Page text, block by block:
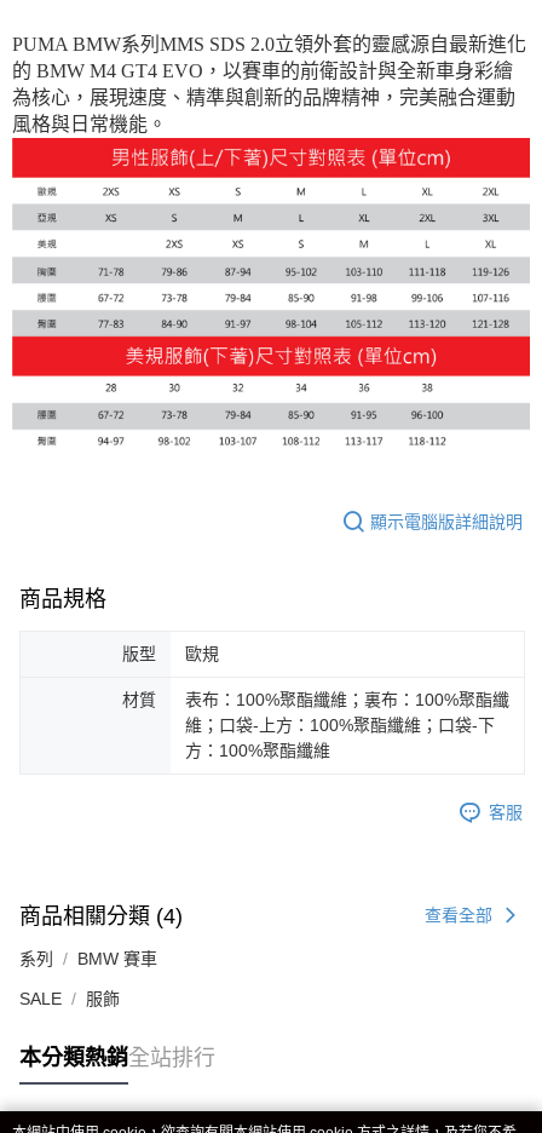
PUMA BMW系列MMS SDS 2.0立領外套的靈感源自最新進化
的 BMW M4 GT4 EVO，以賽車的前衛設計與全新車身彩繪
為核心，展現速度、精準與創新的品牌精神，完美融合運動
風格與日常機能。
顯示電腦版詳細說明
商品規格
版型 歐規
材質
表布：100%聚酯纖維；裏布：100%聚酯纖
維；口袋-上方：100%聚酯纖維；口袋-下
方：100%聚酯纖維
客服
商品相關分類 (4) 查看全部
系列 BMW 賽車
SALE 服飾
本分類熱銷全站排行